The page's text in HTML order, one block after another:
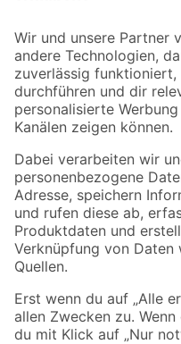
Der toom Newsletter: Keine
Zur Newsletter
Folge uns
Zahlungsarten
Sicher einkaufen
Jetzt die toom-App